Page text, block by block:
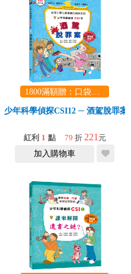
1800滿額贈：口袋玩具一份（隨機出貨） (summer read)
少年科學偵探CSI12 ─ 酒駕脫罪案
紅利 1 點 79 折 221 元
加入購物車